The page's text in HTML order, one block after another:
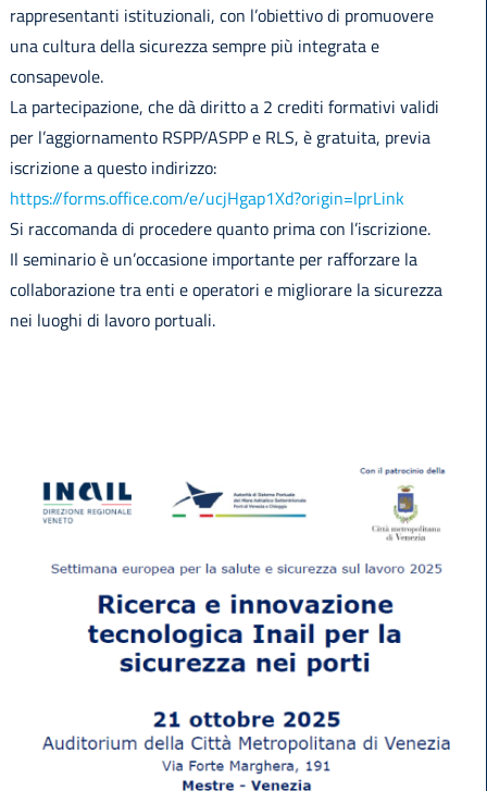
rappresentanti istituzionali, con l’obiettivo di promuovere
una cultura della sicurezza sempre più integrata e
consapevole.
La partecipazione, che dà diritto a 2 crediti formativi validi
per l’aggiornamento RSPP/ASPP e RLS, è gratuita, previa
iscrizione a questo indirizzo:
https://forms.office.com/e/ucjHgap1Xd?origin=lprLink
Si raccomanda di procedere quanto prima con l’iscrizione.
Il seminario è un’occasione importante per rafforzare la
collaborazione tra enti e operatori e migliorare la sicurezza
nei luoghi di lavoro portuali.